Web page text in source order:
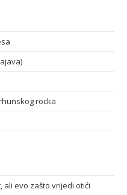
rocka
ali evo zašto vrijedi otići